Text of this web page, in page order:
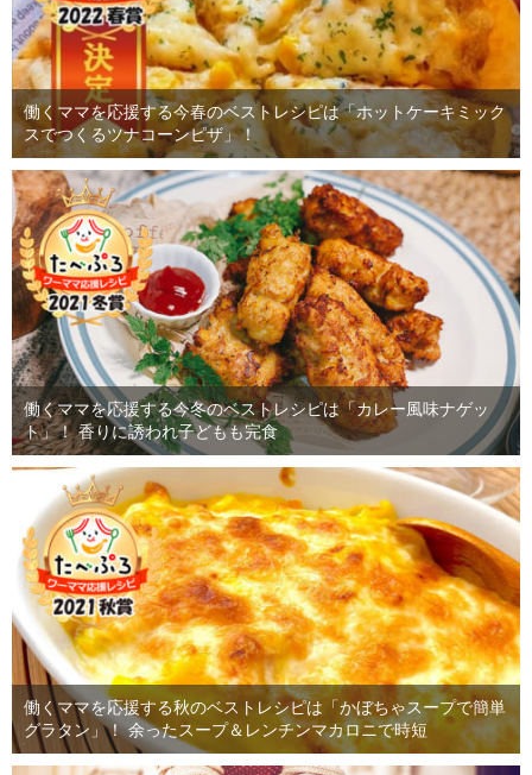
働くママを応援する今春のベストレシピは「ホットケーキミック
スでつくるツナコーンピザ」！
働くママを応援する今冬のベストレシピは「カレー風味ナゲッ
ト」！ 香りに誘われ子どもも完食
働くママを応援する秋のベストレシピは「かぼちゃスープで簡単
グラタン」！ 余ったスープ＆レンチンマカロニで時短